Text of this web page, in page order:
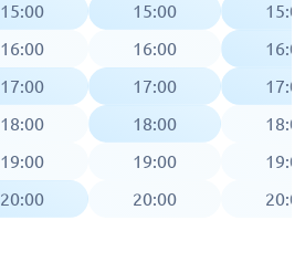
15:00
16:00
17:00
18:00
19:00
20:00
15:00
16:00
17:00
18:00
19:00
20:00